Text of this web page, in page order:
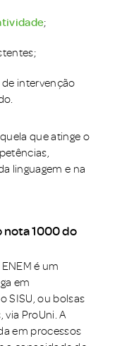
;
intervenção
que atinge o
linguagem e na
nota 1000 do
é um
em
SISU, ou bolsas
ProUni. A
em processos